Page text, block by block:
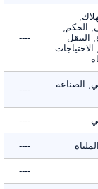
----
----
----
----
----